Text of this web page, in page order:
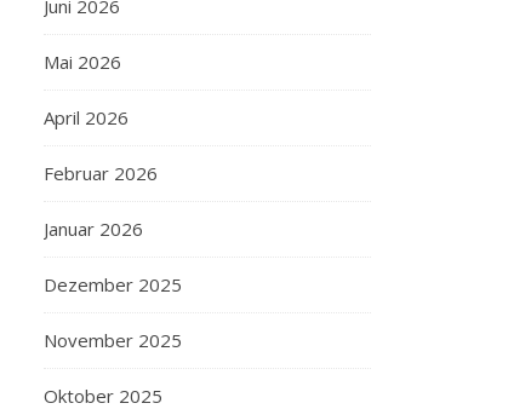
Juni 2026
Mai 2026
April 2026
Februar 2026
Januar 2026
Dezember 2025
November 2025
Oktober 2025